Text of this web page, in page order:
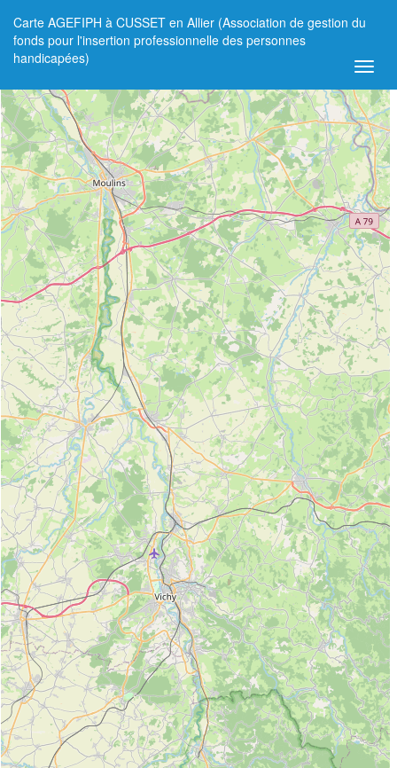
Carte AGEFIPH à CUSSET en Allier (Association de gestion du
fonds pour l'insertion professionnelle des personnes
handicapées)
+
−